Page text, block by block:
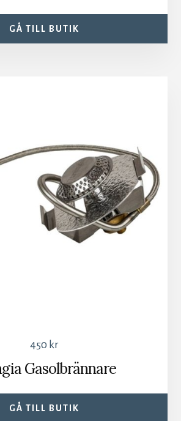
GÅ TILL BUTIK
450 kr
Gasolbrännare
GÅ TILL BUTIK